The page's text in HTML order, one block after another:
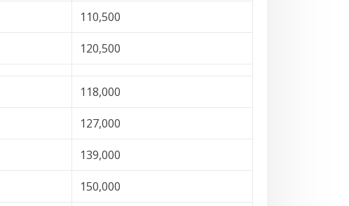
110,500
120,500
118,000
127,000
139,000
150,000